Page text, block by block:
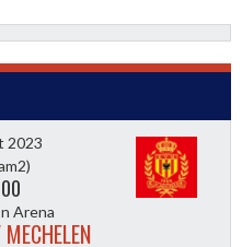
2023
Arena